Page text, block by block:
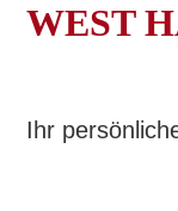
WEST
Ihr